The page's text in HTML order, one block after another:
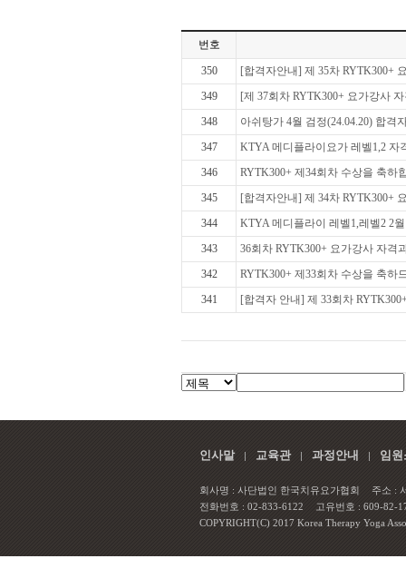
번호
350
[합격자안내] 제 35차 RYTK300+
349
[제 37회차 RYTK300+ 요가강사
348
아쉬탕가 4월 검정(24.04.20) 합격
347
KTYA 메디플라이요가 레벨1,2 자
346
RYTK300+ 제34회차 수상을 축하
345
[합격자안내] 제 34차 RYTK300+
344
KTYA 메디플라이 레벨1,레벨2 2
343
36회차 RYTK300+ 요가강사 자격
342
RYTK300+ 제33회차 수상을 축하
341
[합격자 안내] 제 33회차
인사말 교육관 과정안내 임
회사명 : 사단법인 한국치유요가협회
주소 :
전화번호 : 02-833-6122
고유번호 : 609-82-
COPYRIGHT(C) 2017 Korea Therapy Yoga